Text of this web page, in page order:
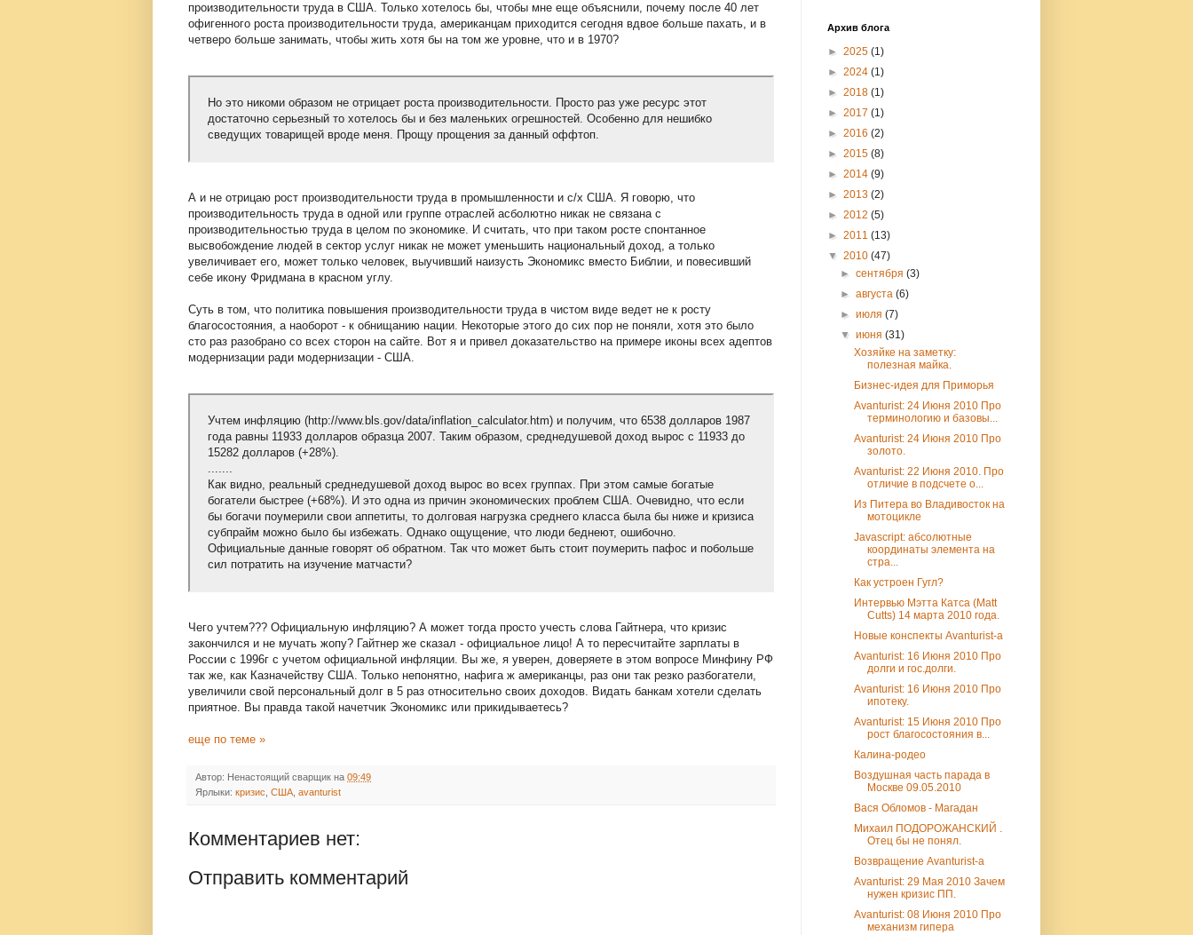
производительности труда в США. Только хотелось бы, чтобы мне еще объяснили, почему после 40 лет
офигенного роста производительности труда, американцам приходится сегодня вдвое больше пахать, и в
четверо больше занимать, чтобы жить хотя бы на том же уровне, что и в 1970?
Но это никоми образом не отрицает роста производительности. Просто раз уже ресурс этот
достаточно серьезный то хотелось бы и без маленьких огрешностей. Особенно для нешибко
сведущих товарищей вроде меня. Прощу прощения за данный оффтоп.
А и не отрицаю рост производительности труда в промышленности и с/х США. Я говорю, что
производительность труда в одной или группе отраслей асболютно никак не связана с
производительностью труда в целом по экономике. И считать, что при таком росте спонтанное
высвобождение людей в сектор услуг никак не может уменьшить национальный доход, а только
увеличивает его, может только человек, выучивший наизусть Экономикс вместо Библии, и повесивший
себе икону Фридмана в красном углу.
Суть в том, что политика повышения производительности труда в чистом виде ведет не к росту
благосостояния, а наоборот - к обнищанию нации. Некоторые этого до сих пор не поняли, хотя это было
сто раз разобрано со всех сторон на сайте. Вот я и привел доказательство на примере иконы всех адептов
модернизации ради модернизации - США.
Учтем инфляцию (http://www.bls.gov/data/inflation_calculator.htm) и получим, что 6538 долларов 1987
года равны 11933 долларов образца 2007. Таким образом, среднедушевой доход вырос с 11933 до
15282 долларов (+28%).
.......
Как видно, реальный среднедушевой доход вырос во всех группах. При этом самые богатые
богатели быстрее (+68%). И это одна из причин экономических проблем США. Очевидно, что если
бы богачи поумерили свои аппетиты, то долговая нагрузка среднего класса была бы ниже и кризиса
субпрайм можно было бы избежать. Однако ощущение, что люди беднеют, ошибочно.
Официальные данные говорят об обратном. Так что может быть стоит поумерить пафос и побольше
сил потратить на изучение матчасти?
Чего учтем??? Официальную инфляцию? А может тогда просто учесть слова Гайтнера, что кризис
закончился и не мучать жопу? Гайтнер же сказал - официальное лицо! А то пересчитайте зарплаты в
России с 1996г с учетом официальной инфляции. Вы же, я уверен, доверяете в этом вопросе Минфину РФ
так же, как Казначейству США. Только непонятно, нафига ж американцы, раз они так резко разбогатели,
увеличили свой персональный долг в 5 раз относительно своих доходов. Видать банкам хотели сделать
приятное. Вы правда такой начетчик Экономикс или прикидываетесь?
еще по теме »
Автор: Ненастоящий сварщик на 09:49
Ярлыки: кризис США avanturist
Комментариев нет:
Отправить комментарий
Архив блога
► 2025 (1)
► 2024 (1)
► 2018 (1)
► 2017 (1)
► 2016 (2)
► 2015 (8)
► 2014 (9)
► 2013 (2)
► 2012 (5)
► 2011 (13)
▼ 2010 (47)
►сентября(3)
►августа(6)
►июля(7)
▼июня(31)
Хозяйке на заметку:
полезная майка.
Бизнес-идея для Приморья
Avanturist: 24 Июня 2010 Про
терминологию и базовы...
Avanturist: 24 Июня 2010 Про
золото.
Avanturist: 22 Июня 2010. Про
отличие в подсчете о...
Из Питера во Владивосток на
мотоцикле
Javascript: абсолютные
координаты элемента на
стра...
Как устроен Гугл?
Интервью Мэтта Катса (Matt
Cutts) 14 марта 2010 года.
Новые конспекты Avanturist-а
Avanturist: 16 Июня 2010 Про
долги и гос.долги.
Avanturist: 16 Июня 2010 Про
ипотеку.
Avanturist: 15 Июня 2010 Про
рост благосостояния в...
Калина-родео
Воздушная часть парада в
Москве 09.05.2010
Вася Обломов - Магадан
Михаил ПОДОРОЖАНСКИЙ .
Отец бы не понял.
Возвращение Avanturist-а
Avanturist: 29 Мая 2010 Зачем
нужен кризис ПП.
Avanturist: 08 Июня 2010 Про
механизм гипера